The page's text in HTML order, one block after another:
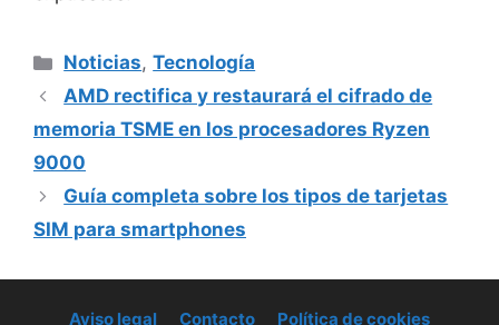
Categorías
Noticias,Tecnología
AMD rectifica y restaurará el cifrado de
memoria TSME en los procesadores Ryzen
9000
Guía completa sobre los tipos de tarjetas
SIM para smartphones
Aviso legal Contacto Política de cookies